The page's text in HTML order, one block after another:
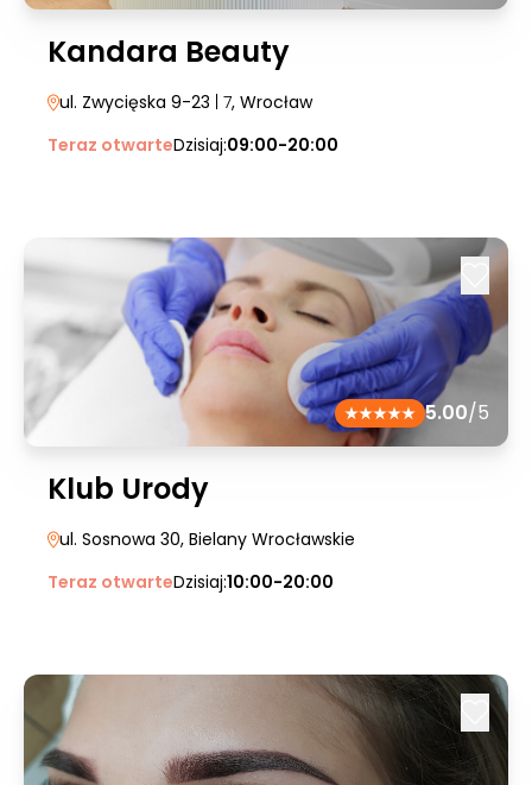
Kandara Beauty
ul. Zwycięska 9-23 | 7, Wrocław
Teraz otwarteDzisiaj:09:00-20:00
5.00/5
Klub Urody
ul. Sosnowa 30, Bielany Wrocławskie
Teraz otwarteDzisiaj:10:00-20:00